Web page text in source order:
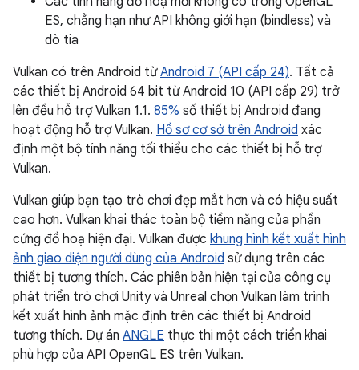
ES, chẳng hạn như API không giới hạn (bindless) và
dò tia
Vulkan có trên Android từAndroid 7 (API cấp 24). Tất cả
các thiết bị Android 64 bit từ Android 10 (API cấp 29) trở
lên đều hỗ trợ Vulkan 1.1. 85% số thiết bị Android đang
hoạt động hỗ trợ Vulkan. Hồ sơ cơ sở trên Android xác
định một bộ tính năng tối thiểu cho các thiết bị hỗ trợ
Vulkan.
Vulkan giúp bạn tạo trò chơi đẹp mắt hơn và có hiệu suất
cao hơn. Vulkan khai thác toàn bộ tiềm năng của phần
cứng đồ hoạ hiện đại. Vulkan được khung hình kết xuất hình
ảnh giao diện người dùng của Android sử dụng trên các
thiết bị tương thích. Các phiên bản hiện tại của công cụ
phát triển trò chơi Unity và Unreal chọn Vulkan làm trình
kết xuất hình ảnh mặc định trên các thiết bị Android
tương thích. Dự án ANGLE thực thi một cách triển khai
phù hợp của API OpenGL ES trên Vulkan.